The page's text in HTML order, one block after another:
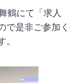
鶴にて「求人
で是非ご参加く